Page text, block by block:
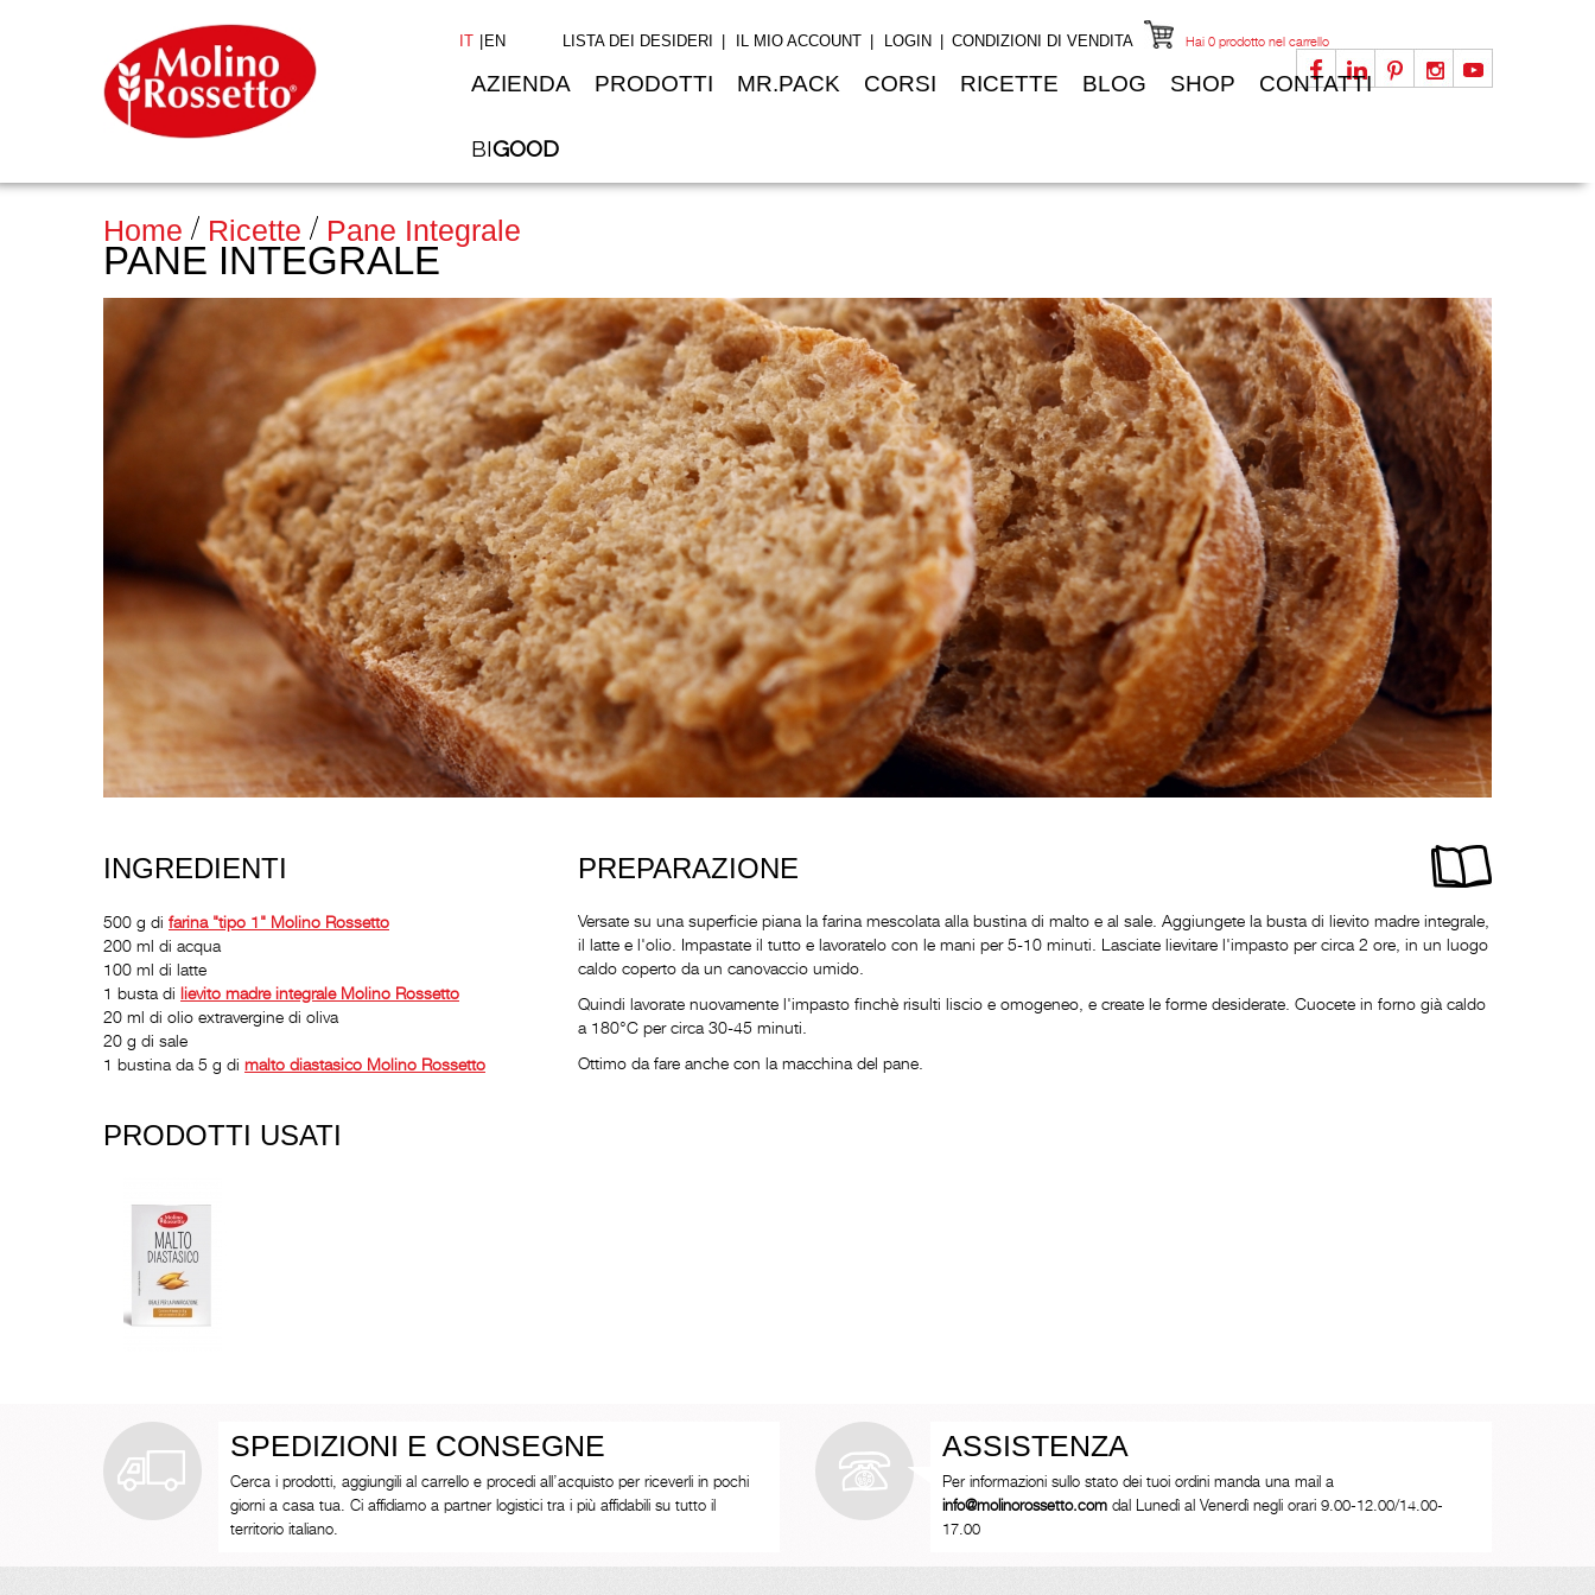
IT EN LISTA DEI DESIDERI IL MIO ACCOUNT LOGIN CONDIZIONI DI VENDITA Hai 0 prodotto nel carrello
AZIENDA PRODOTTI MR.PACK CORSI RICETTE BLOG SHOP CONTATTI
BIGOOD
Home Ricette Pane Integrale
PANE INTEGRALE
INGREDIENTI
500 g di farina "tipo 1" Molino Rossetto
200 ml di acqua
100 ml di latte
1 busta di lievito madre integrale Molino Rossetto
20 ml di olio extravergine di oliva
20 g di sale
1 bustina da 5 g di malto diastasico Molino Rossetto
PRODOTTI USATI
PREPARAZIONE
Versate su una superficie piana la farina mescolata alla bustina di malto e al sale. Aggiungete la busta di lievito madre integrale,
il latte e l'olio. Impastate il tutto e lavoratelo con le mani per 5-10 minuti. Lasciate lievitare l'impasto per circa 2 ore, in un luogo
caldo coperto da un canovaccio umido.
Quindi lavorate nuovamente l'impasto finchè risulti liscio e omogeneo, e create le forme desiderate. Cuocete in forno già caldo
a 180°C per circa 30-45 minuti.
Ottimo da fare anche con la macchina del pane.
SPEDIZIONI E CONSEGNE
Cerca i prodotti, aggiungili al carrello e procedi all’acquisto per riceverli in pochi
giorni a casa tua. Ci affidiamo a partner logistici tra i più affidabili su tutto il
territorio italiano.
ASSISTENZA
Per informazioni sullo stato dei tuoi ordini manda una mail a
info@molinorossetto.com dal Lunedì al Venerdì negli orari 9.00-12.00/14.00-
17.00